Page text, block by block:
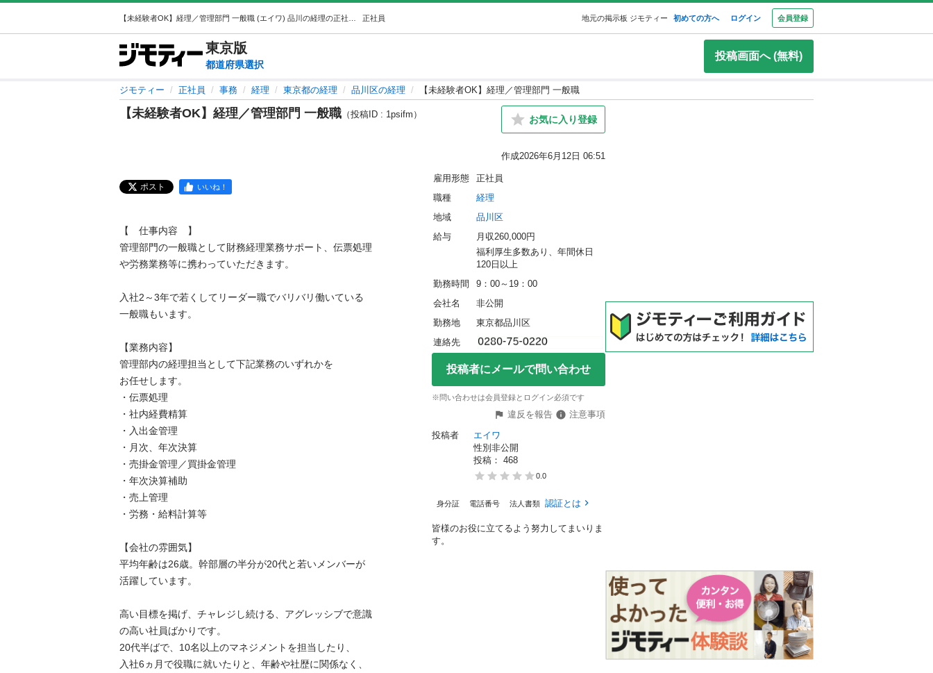
正社員 地元の掲示板 ジモティー 初めての方へ ログイン 会員登録
東京版
都道府県選択
投稿画面へ (無料)
ジモティー 正社員 事務 経理 東京都の経理 品川区の経理 【未経験者OK】経理／管理部門 一般職
【未経験者OK】経理／管理部門 一般職 （投稿ID : 1psifm） お気に入り登録
作成2026年6月12日 06:51
ポスト いいね！
【　仕事内容　】
管理部門の一般職として財務経理業務サポート、伝票処理
や労務業務等に携わっていただきます。
入社2～3年で若くしてリーダー職でバリバリ働いている
一般職もいます。
【業務内容】
管理部内の経理担当として下記業務のいずれかを
お任せします。
・伝票処理
・社内経費精算
・入出金管理
・月次、年次決算
・売掛金管理／買掛金管理
・年次決算補助
・売上管理
・労務・給料計算等
【会社の雰囲気】
平均年齢は26歳。幹部層の半分が20代と若いメンバーが
活躍しています。
高い目標を掲げ、チャレジし続ける、アグレッシブで意識
の高い社員ばかりです。
20代半ばで、10名以上のマネジメントを担当したり、
入社6ヵ月で役職に就いたりと、年齢や社歴に関係なく、
雇用形態
正社員
職種
経理
地域
品川区
給与
月収260,000円
福利厚生多数あり、年間休日
120日以上
勤務時間
9：00～19：00
会社名
非公開
勤務地
東京都品川区
連絡先
投稿者にメールで問い合わせ
※問い合わせは会員登録とログイン必須です
違反を報告
注意事項
投稿者
エイワ
性別非公開
投稿： 468
0.0
身分証 電話番号 法人書類 認証とは
皆様のお役に立てるよう努力してまいりま
す。